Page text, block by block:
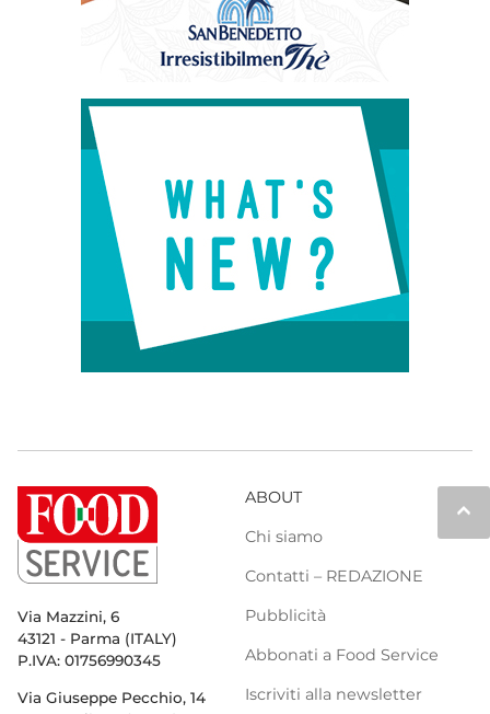
keyboard_arrow_up
Via Mazzini, 6
43121 - Parma (ITALY)
P.IVA: 01756990345
Via Giuseppe Pecchio, 14
ABOUT
Chi siamo
Contatti – REDAZIONE
Pubblicità
Abbonati a Food Service
Iscriviti alla newsletter